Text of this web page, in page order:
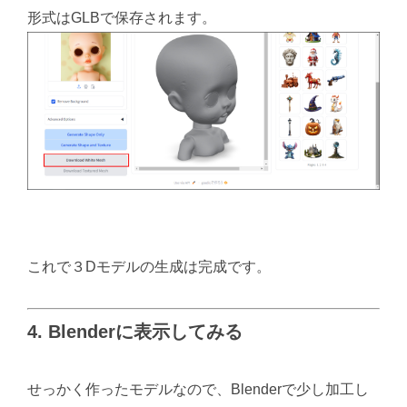
形式はGLBで保存されます。
これで３Dモデルの生成は完成です。
4. Blenderに表示してみる
せっかく作ったモデルなので、Blenderで少し加工し